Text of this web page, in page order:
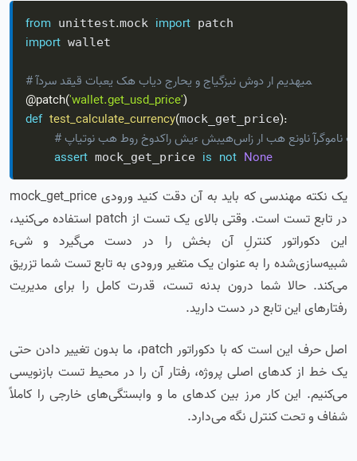
from unittest.mock import
import wallet
# آدرس دقیق تابعی که باید جراحی و جایگزین شود را می‌دهیم
@patch('wallet.get_usd_price')
def test_calculate_currency(mock_get_price):
assert mock_get_price is not None
یک نکته مهندسی که باید به آن دقت کنید ورودی mock_get_price
در تابع تست است. وقتی بالای یک تست از patch استفاده می‌کنید،
این دکوراتور کنترلِ آن بخش را در دست می‌گیرد و شیء
شبیه‌سازی‌شده را به عنوان یک متغیر ورودی به تابع تست شما تزریق
می‌کند. حالا شما درون بدنه تست، قدرت کامل را برای مدیریت
رفتارهای این تابع در دست دارید.
اصل حرف این است که با دکوراتور patch، ما بدون تغییر دادن حتی
یک خط از کدهای اصلی پروژه، رفتار آن را در محیط تست بازنویسی
می‌کنیم. این کار مرز بین کدهای ما و وابستگی‌های خارجی را کاملاً
شفاف و تحت کنترل نگه می‌دارد.